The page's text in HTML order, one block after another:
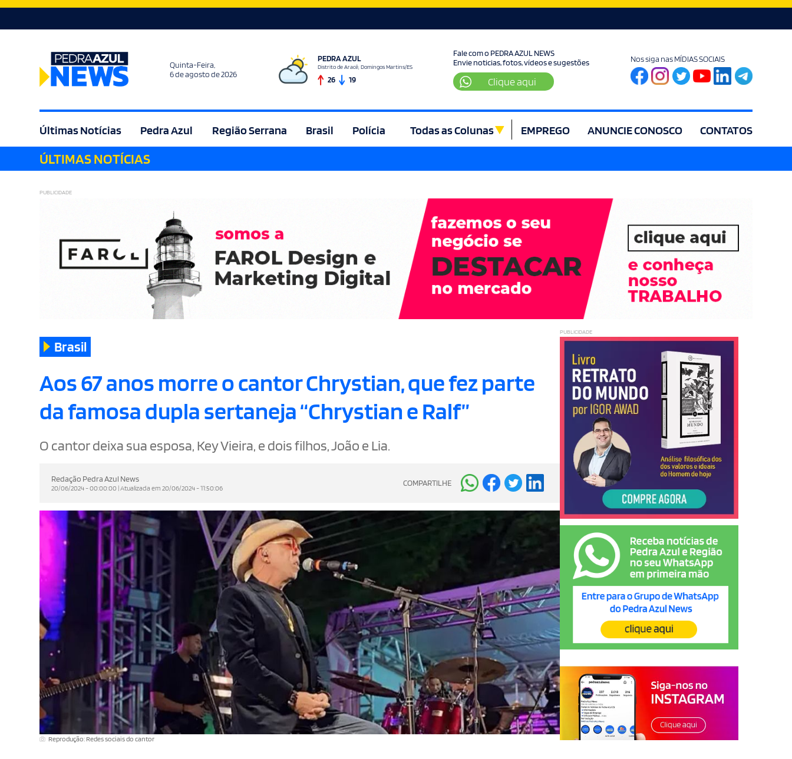
Quinta-Feira,
6 de agosto de 2026
PEDRA AZUL
Distrito de Aracê, Domingos Martins/ES
26 19
Fale com o PEDRA AZUL NEWS
Envie noticias, fotos, vídeos e sugestões
Clique aqui
Nos siga nas MÍDIAS SOCIAIS
Últimas Notícias Pedra Azul Região Serrana Brasil Polícia Todas as Colunas
Agricultura
EMPREGO ANUNCIE CONOSCO CONTATOS
ÚLTIMAS NOTÍCIAS
PUBLICIDADE
Brasil
Aos 67 anos morre o cantor Chrystian, que fez parte
da famosa dupla sertaneja “Chrystian e Ralf”
O cantor deixa sua esposa, Key Vieira, e dois filhos, João e Lia.
Redação Pedra Azul News
20/06/2024 - 00:00:00 | Atualizada em 20/06/2024 - 11:50:06 COMPARTILHE
Reprodução: Redes sociais do cantor
PUBLICIDADE